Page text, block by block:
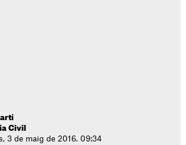
Civil
3 de maig de 2016. 09:34